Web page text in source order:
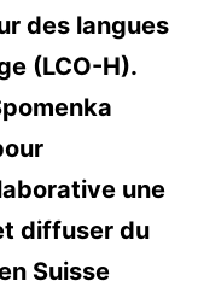
des langues
(LCO-H).
une
diffuser du
Suisse